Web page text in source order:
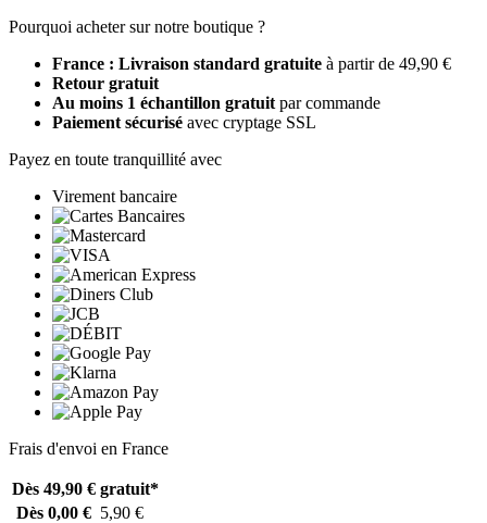
Pourquoi acheter sur notre boutique ?
France : Livraison standard gratuite à partir de 49,90 €
Retour gratuit
Au moins 1 échantillon gratuit par commande
Paiement sécurisé avec cryptage SSL
Payez en toute tranquillité avec
Virement bancaire
Frais d'envoi en France
Dès 49,90 € gratuit*
Dès 0,00 € 5,90 €